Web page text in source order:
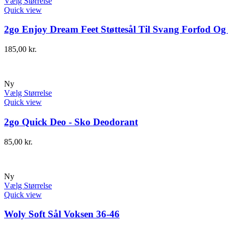
Quick view
2go Enjoy Dream Feet Støttesål Til Svang Forfod
185,00 kr.
Ny
Vælg Størrelse
Quick view
2go Quick Deo - Sko Deodorant
85,00 kr.
Ny
Vælg Størrelse
Quick view
Woly Soft Sål Voksen 36-46